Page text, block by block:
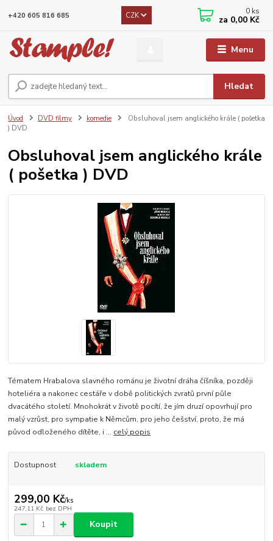
Menu
CZK
Hledat
+420 605 816 685 0 ks
za 0,00 Kč
Úvod DVD filmy komedie
Obsluhoval jsem anglického krále ( pošetka
) DVD
Obsluhoval jsem anglického krále
( pošetka ) DVD
Tématem Hrabalova slavného románu je životní dráha číšníka, později
hoteliéra a nakonec cestáře v době politických zvratů první půle
dvacátého století. Mnohokrát v životě pocítí, že jím druzí opovrhují pro
malý vzrůst, pro sympatie k Němcům, pro jeho češství, proto, že má
původ odloženého dítěte, i ... celý popis
Dostupnost skladem
299,00 Kč/ks
247,11 Kč bez DPH
Koupit